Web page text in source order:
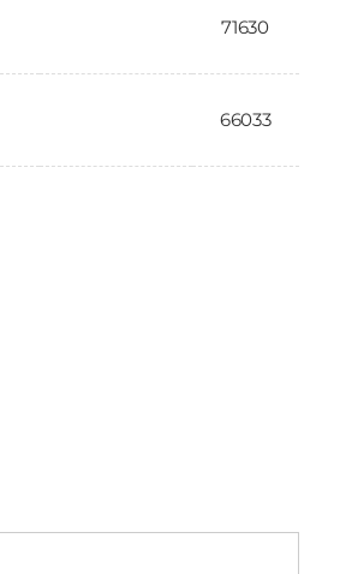
71630
66033